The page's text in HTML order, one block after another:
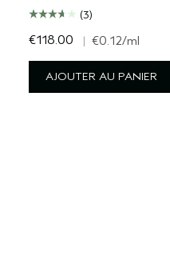
(3)
€118.00 | €0.12/ml
AJOUTER AU PANIER